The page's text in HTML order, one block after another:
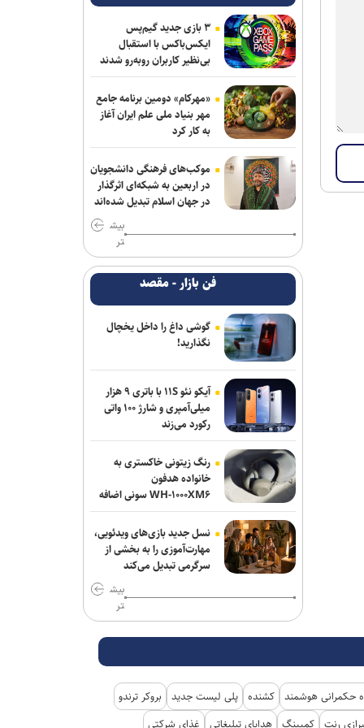
وقتی موسیقی ترسناک، لبخندها را هم
وحشتناک نشان می‌دهد
وقتی یک کلیپس چند میلی‌متری، نقش
حیاتی در جراحی ایفا می‌کند
کوروت گرند اسپرت X مدل ۲۰۲۷؛ اثبات
جادوی نرم‌افزار در دنیای خودروهای اسپرت
فراخوان مشارکت برای ایجاد اولین
آزمایشگاه اتصال کوتاه کشور منتشر شد
راه‌آهن با ارتقای مرکز عملیات امنیت، دیوار
دفاع سایبری خود را تقویت می‌کند
اس‌جی ۱۰۰۰ کنسولی که امپراتوری سگا را
۳ بازی جدید گیم‌پس
ایکس‌باکس با استقبال
بی‌نظیر کاربران روبه‌رو شدند
«مهرکام» دومین برنامه جامع
مهر بنیاد ملی علم ایران آغاز
به کار کرد
موکب‌های فرهنگی دانشجویان
در اربعین به شبکه‌ای اثرگذار
در جهان اسلام تبدیل شده‌اند
بیش
تر
فن بازار - مقصد
گوشی داغ را داخل یخچال
نگذارید!
آیکو نئو ۱۱S با باتری ۹ هزار
میلی‌آمپری و شارژ ۱۰۰ واتی
رکورد می‌زند
رنگ زیتونی خاکستری به
خانواده هدفون
WH-۱۰۰۰XM۶ سونی اضافه
شد
نسل جدید بازی‌های ویدئویی،
مهارت‌آموزی را به بخشی از
سرگرمی تبدیل می‌کند
بیش
تر
حکمرانی هوشمند کشنده پلی لیست جدید
بروکر ترندو
رنت کمپینگ هدایای تبلیغاتی غذای شرکتی